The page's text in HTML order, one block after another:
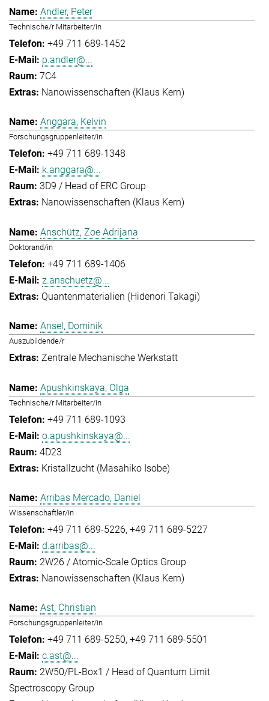
Andler, Peter
Technische/r Mitarbeiter/in
+49 711 689-1452
p.andler@...
7C4
Nanowissenschaften (Klaus Kern)
Anggara, Kelvin
Forschungsgruppenleiter/in
+49 711 689-1348
k.anggara@...
3D9 / Head of ERC Group
Nanowissenschaften (Klaus Kern)
Anschütz, Zoe Adrijana
Doktorand/in
+49 711 689-1406
z.anschuetz@...
Quantenmaterialien (Hidenori Takagi)
Ansel, Dominik
Auszubildende/r
Zentrale Mechanische Werkstatt
Apushkinskaya, Olga
Technische/r Mitarbeiter/in
+49 711 689-1093
o.apushkinskaya@...
4D23
Kristallzucht (Masahiko Isobe)
Arribas Mercado, Daniel
Wissenschaftler/in
+49 711 689-5226 +49 711 689-5227
d.arribas@...
2W26 / Atomic-Scale Optics Group
Nanowissenschaften (Klaus Kern)
Ast, Christian
Forschungsgruppenleiter/in
+49 711 689-5250 +49 711 689-5501
c.ast@...
2W50/PL-Box1 / Head of Quantum Limit
Spectroscopy Group